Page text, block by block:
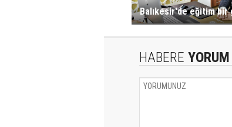
Balıkesir'de eğitim bir
HABERE